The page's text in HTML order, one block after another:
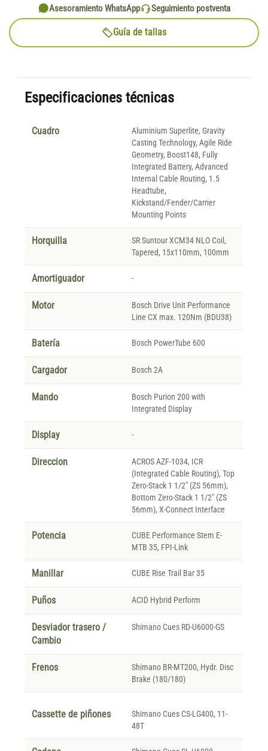
Asesoramiento WhatsApp
Seguimiento postventa
Guía de tallas
Especificaciones técnicas
Cuadro
Aluminium Superlite, Gravity
Casting Technology, Agile Ride
Geometry, Boost148, Fully
Integrated Battery, Advanced
Internal Cable Routing, 1.5
Headtube,
Kickstand/Fender/Carrier
Mounting Points
Horquilla
SR Suntour XCM34 NLO Coil,
Tapered, 15x110mm, 100mm
Amortiguador -
Motor
Bosch Drive Unit Performance
Line CX max. 120Nm (BDU38)
Batería Bosch PowerTube 600
Cargador Bosch 2A
Mando
Bosch Purion 200 with
Integrated Display
Display -
Direccion
ACROS AZF-1034, ICR
(Integrated Cable Routing), Top
Zero-Stack 1 1/2" (ZS 56mm),
Bottom Zero-Stack 1 1/2" (ZS
56mm), X-Connect Interface
Potencia
CUBE Performance Stem E-
MTB 35, FPI-Link
Manillar CUBE Rise Trail Bar 35
Puños ACID Hybrid Perform
Desviador trasero /
Cambio
Shimano Cues RD-U6000-GS
Frenos
Shimano BR-MT200, Hydr. Disc
Brake (180/180)
Cassette de piñones
Shimano Cues CS-LG400, 11-
48T